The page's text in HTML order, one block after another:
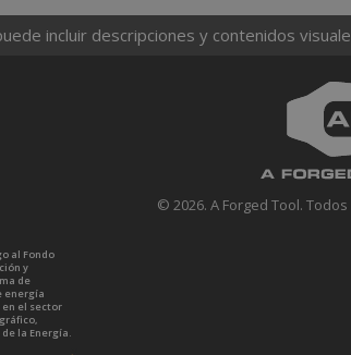
incluir descripciones y contenidos
© 2026. A Forged Tool.
al Fondo
y
de
energía
el sector
la Energía.